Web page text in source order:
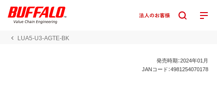
LUA5-U3-AGTE-BK
発売時期：2024年01月
JANコード：4981254070178